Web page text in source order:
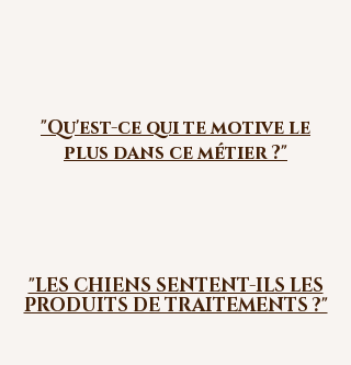
"Qu'est-ce qui te motive le
plus dans ce métier ?"
"LES CHIENS SENTENT-ILS LES
PRODUITS DE TRAITEMENTS ?"